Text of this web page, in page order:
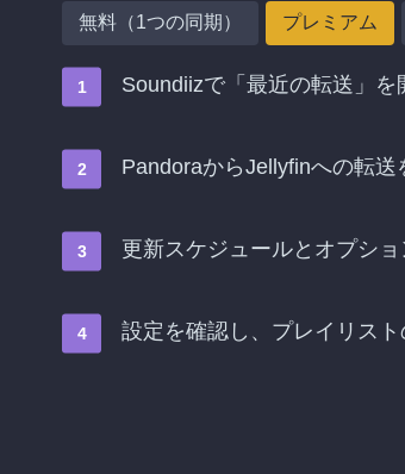
無料（1つの同期） プレミアム
Soundiizで「最近の転送」を
PandoraからJellyfinへの転
更新スケジュールとオプシ
設定を確認し、プレイリス